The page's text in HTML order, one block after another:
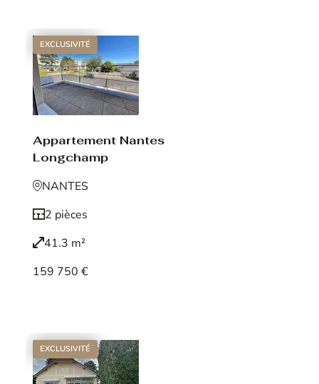
EXCLUSIVITÉ
Appartement Nantes
Longchamp
NANTES
2 pièces
41.3 m²
159 750 €
EXCLUSIVITÉ